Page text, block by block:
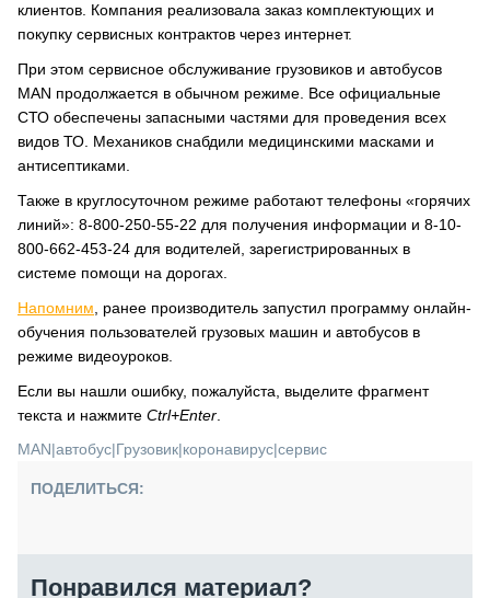
клиентов. Компания реализовала заказ комплектующих и
покупку сервисных контрактов через интернет.
При этом сервисное обслуживание грузовиков и автобусов
MAN продолжается в обычном режиме. Все официальные
СТО обеспечены запасными частями для проведения всех
видов ТО. Механиков снабдили медицинскими масками и
антисептиками.
Также в круглосуточном режиме работают телефоны «горячих
линий»: 8-800-250-55-22 для получения информации и 8-10-
800-662-453-24 для водителей, зарегистрированных в
системе помощи на дорогах.
Напомним , ранее производитель запустил программу онлайн-
обучения пользователей грузовых машин и автобусов в
режиме видеоуроков.
Если вы нашли ошибку, пожалуйста, выделите фрагмент
текста и нажмите Ctrl+Enter
MAN|автобус|Грузовик|коронавирус|сервис
ПОДЕЛИТЬСЯ:
Понравился материал?